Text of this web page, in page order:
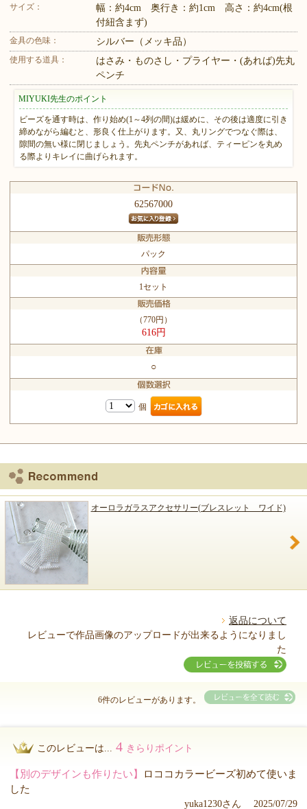
サイズ：
幅：約4cm 奥行き：約1cm 高さ：約4cm(根
付紐含まず)
金具の色味： シルバー（メッキ品）
使用する道具：
はさみ・ものさし・プライヤー・(あれば)先丸
ペンチ
MIYUKI先生のポイント
ビーズを通す時は、作り始め(1～4列の間)は緩めに、その後は適度に引き
締めながら編むと、形良く仕上がります。又、丸リングでつなぐ際は、
隙間の無い様に閉じましょう。先丸ペンチがあれば、ティーピンを丸め
る際よりキレイに曲げられます。
62567000
パック
1セット
（770円）
616円
○
個
オーロラガラスアクセサリー(ブレスレット ワイド)
返品について
レビューで作品画像のアップロードが出来るようになりまし
た
6件のレビューがあります。
このレビューは... 4 きらりポイント
【別のデザインも作りたい】
ロココカラービーズ初めて使いま
した
yuka1230さん 2025/07/29